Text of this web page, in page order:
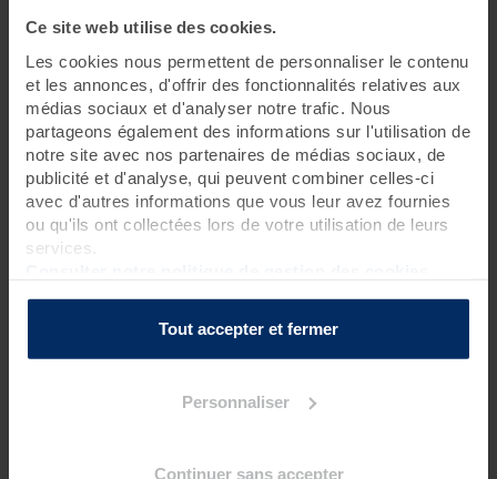
Ce site web utilise des cookies.
Les cookies nous permettent de personnaliser le contenu
et les annonces, d'offrir des fonctionnalités relatives aux
médias sociaux et d'analyser notre trafic. Nous
partageons également des informations sur l'utilisation de
notre site avec nos partenaires de médias sociaux, de
publicité et d'analyse, qui peuvent combiner celles-ci
avec d'autres informations que vous leur avez fournies
ou qu'ils ont collectées lors de votre utilisation de leurs
services.
Tout accepter et fermer
Personnaliser
Continuer sans accepter
1 jour • 2 soins
Profitez de quelques heures pour vous ressourcer en toute
quiétude et vivre pleinement les bienfaits d'un lieu unique.
Pause possible tous les jours.
Rendez-vous à 8h40 pour une réservation le matin
Rendez-vous à 13h40 pour une réservation l’après-midi
Pour connaître l’heure de début de votre premier soin bien-
être, nous vous inviterons à contacter la thalasso 48h avant
La journée est à vous !
Programme des soins